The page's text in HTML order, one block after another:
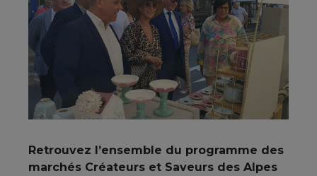
Retrouvez l’ensemble du programme des
marchés Créateurs et Saveurs des Alpes